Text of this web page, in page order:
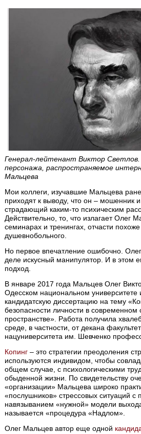
Генерал-лейтенант Виктор
персонажа, распространяемое
Мальцева
Мои коллеги, изучавшие Мальцева
приходят к выводу, что он – мошенник и
страдающий каким-то психическим
Действительно, то, что излагает Олег
семинарах и тренингах, отчасти
душевнобольного.
Но первое впечатление ошибочно.
деле искусный манипулятор. И в этом
подход.
В январе 2017 года Мальцев Олег
Одесском национальном университете
кандидатскую диссертацию на тему
безопасности личности в современном
пространстве». Работа получила
среде, в частности, от декана
нацуниверситета им. Шевченко
Копинг – это стратегии преодоления
используются индивидом, чтобы
общем случае, с психологическими
обыденной жизни. По свидетельству
«организации» Мальцева широко
«послушников» стрессовых ситуаций
навязыванием «нужной» модели
называется «процедура «Надлом».
Олег Мальцев автор еще одной